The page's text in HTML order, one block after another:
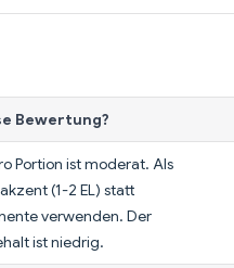
Bewertung?
Portion ist moderat. Als
(1-2 EL) statt
verwenden. Der
ist niedrig.